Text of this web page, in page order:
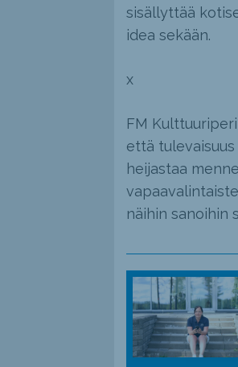
sisällyttää
idea sekään.
x
FM
että
heijastaa
näihin sanoihin